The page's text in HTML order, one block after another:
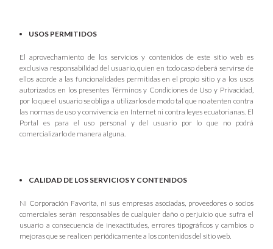
USOS PERMITIDOS
El aprovechamiento de los servicios y contenidos de este sitio web es
exclusiva responsabilidad del usuario, quien en todo caso deberá servirse de
ellos acorde a las funcionalidades permitidas en el propio sitio y a los usos
autorizados en los presentes Términos y Condiciones de Uso y Privacidad,
por lo que el usuario se obliga a utilizarlos de modo tal que no atenten contra
las normas de uso y convivencia en Internet ni contra leyes ecuatorianas. El
Portal es para el uso personal y del usuario por lo que no podrá
comercializarlo de manera alguna.
CALIDAD DE LOS SERVICIOS Y CONTENIDOS
Ni Corporación Favorita, ni sus empresas asociadas, proveedores o socios
comerciales serán responsables de cualquier daño o perjuicio que sufra el
usuario a consecuencia de inexactitudes, errores tipográficos y cambios o
mejoras que se realicen periódicamente a los contenidos del sitio web.